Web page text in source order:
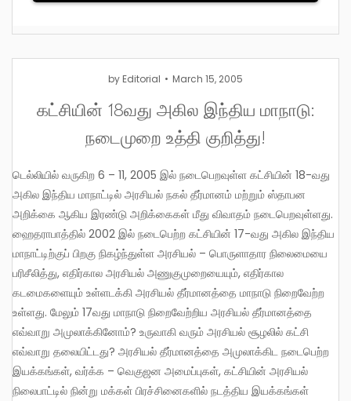
by Editorial March 15, 2005
கட்சியின் 18வது அகில இந்திய மாநாடு:
நடைமுறை உத்தி குறித்து!
டெல்லியில் வருகிற 6 – 11, 2005 இல் நடைபெறவுள்ள கட்சியின் 18-வது
அகில இந்திய மாநாட்டில் அரசியல் நகல் தீர்மானம் மற்றும் ஸ்தாபன
அறிக்கை ஆகிய இரண்டு அறிக்கைகள் மீது விவாதம் நடைபெறவுள்ளது.
ஹைதராபாத்தில் 2002 இல் நடைபெற்ற கட்சியின் 17-வது அகில இந்திய
மாநாட்டிற்குப் பிறகு நிகழ்ந்துள்ள அரசியல் – பொருளாதார நிலைமையை
பரிசீலித்து, எதிர்கால அரசியல் அணுகுமுறையையும், எதிர்கால
கடமைகளையும் உள்ளடக்கி அரசியல் தீர்மானத்தை மாநாடு நிறைவேற்ற
உள்ளது. மேலும் 17வது மாநாடு நிறைவேற்றிய அரசியல் தீர்மானத்தை
எவ்வாறு அமுலாக்கினோம்? உருவாகி வரும் அரசியல் சூழலில் கட்சி
எவ்வாறு தலையிட்டது? அரசியல் தீர்மானத்தை அமுலாக்கிட நடைபெற்ற
இயக்கங்கள், வர்க்க – வெகுஜன அமைப்புகள், கட்சியின் அரசியல்
நிலைபாட்டில் நின்று மக்கள் பிரச்சினைகளில் நடத்திய இயக்கங்கள்